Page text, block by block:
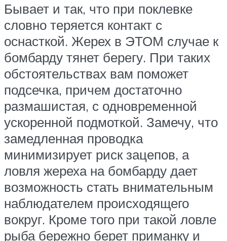
Бывает и так, что при поклевке
словно теряется контакт с
оснасткой. Жерех в ЭТОМ случае к
бомбарду тянет берегу. При таких
обстоятельствах вам поможет
подсечка, причем достаточно
размашистая, с одновременной
ускоренной подмоткой. Замечу, что
замедленная проводка
минимизирует риск зацепов, а
ловля жереха на бомбарду дает
возможность стать внимательным
наблюдателем происходящего
вокруг. Кроме того при такой ловле
рыба бережно берет приманку и